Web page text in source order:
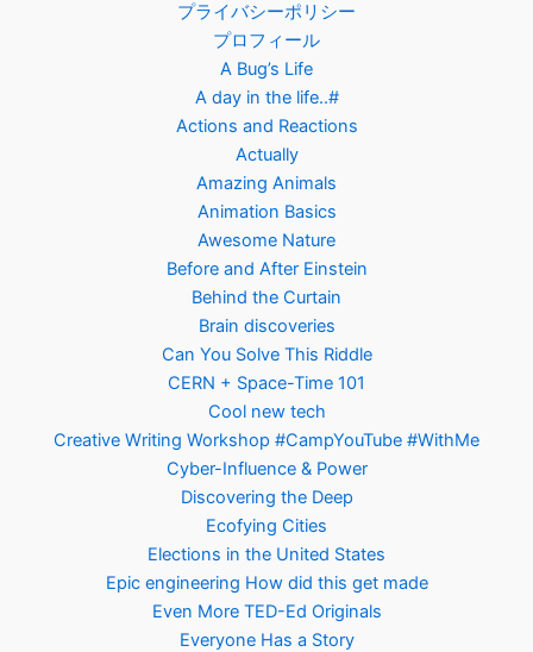
プライバシーポリシー
プロフィール
A Bug’s Life
A day in the life..#
Actions and Reactions
Actually
Amazing Animals
Animation Basics
Awesome Nature
Before and After Einstein
Behind the Curtain
Brain discoveries
Can You Solve This Riddle
CERN + Space-Time 101
Cool new tech
Creative Writing Workshop #CampYouTube #WithMe
Cyber-Influence & Power
Discovering the Deep
Ecofying Cities
Elections in the United States
Epic engineering How did this get made
Even More TED-Ed Originals
Everyone Has a Story